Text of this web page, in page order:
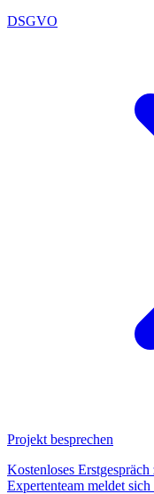
DSGVO
Projekt besprechen
Kostenloses
Expertenteam meldet